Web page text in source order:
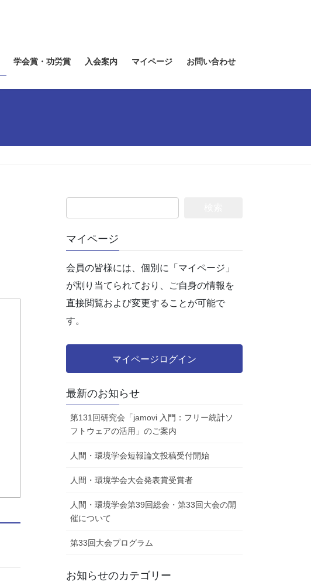
学会賞・功労賞 入会案内 マイページ お問い合わせ
索
マイページ
会員の皆様には、個別に「マイページ」
が割り当てられており、ご自身の情報を
直接閲覧および変更することが可能で
す。
マイページログイン
最新のお知らせ
第131回研究会「jamovi 入門：フリー統計ソ
フトウェアの活用」のご案内
人間・環境学会短報論文投稿受付開始
人間・環境学会大会発表賞受賞者
人間・環境学会第39回総会・第33回大会の開
催について
第33回大会プログラム
お知らせのカテゴリー